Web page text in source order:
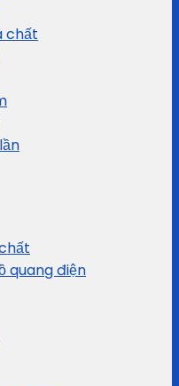
chất
quang điện